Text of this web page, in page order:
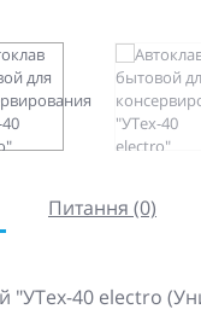
Питання (0)
"УТех-40 electro